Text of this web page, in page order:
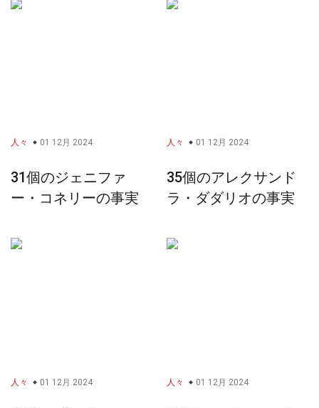
人々 01 12月 2024
31個のジェニファ
ー・コネリーの事実
人々 01 12月 2024
35個のアレクサンド
ラ・ダダリオの事実
人々 01 12月 2024 人々 01 12月 2024